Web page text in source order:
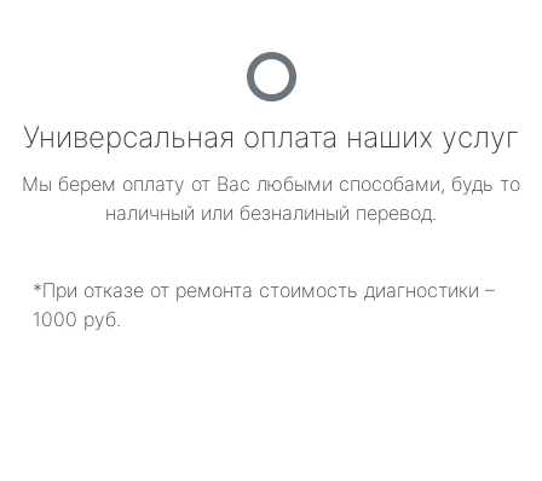
Универсальная оплата наших услуг
Мы берем оплату от Вас любыми способами, будь то
наличный или безналиный перевод.
*При отказе от ремонта стоимость диагностики –
1000 руб.